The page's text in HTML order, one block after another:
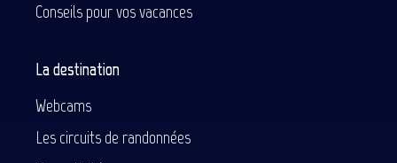
Conseils pour vos vacances
La destination
Webcams
Les circuits de randonnées